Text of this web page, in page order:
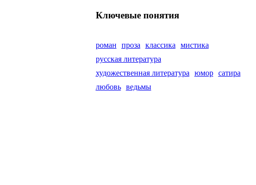
Ключевые понятия
роман проза классика
мистика
русская литература
художественная литература
юмор
сатира
любовь
ведьмы